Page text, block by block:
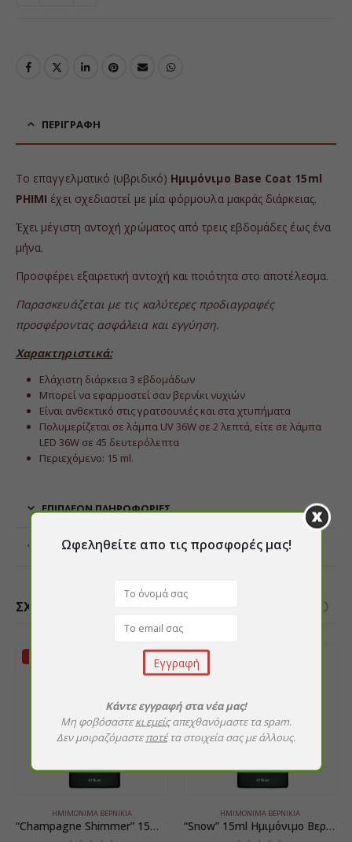
ΠΕΡΙΓΡΑΦΉ
Το επαγγελματικό (υβριδικό) Ημιμόνιμο Base Coat 15ml
PHIMI έχει σχεδιαστεί με μία φόρμουλα μακράς διάρκειας.
Έχει μέγιστη αντοχή χρώματος από τρεις εβδομάδες έως ένα
μήνα.
Προσφέρει εξαιρετική αντοχή και ποιότητα στο αποτέλεσμα.
Παρασκευάζεται με τις καλύτερες προδιαγραφές
προσφέροντας ασφάλεια και εγγύηση.
Χαρακτηριστικά:
Ελάχιστη διάρκεια 3 εβδομάδων
Μπορεί να εφαρμοστεί σαν βερνίκι νυχιών
Είναι ανθεκτικό στις γρατσουνιές και στα χτυπήματα
Πολυμερίζεται σε λάμπα UV 36W σε 2 λεπτά, είτε σε λάμπα
LED 36W σε 45 δευτερόλεπτα
Περιεχόμενο: 15 ml.
ΕΠΙΠΛΈΟΝ ΠΛΗΡΟΦΟΡΊΕΣ
ΑΞΙΟΛΟΓΉΣΕΙΣ (0)
ΣΧΕΤΙΚΆ ΠΡΟΪΌΝΤΑ
ΗΜΙΜΌΝΙΜΑ ΒΕΡΝΊΚΙΑ
“Champagne Shimmer” 15ml Ημιμόνιμο Βερνίκι
ΗΜΙΜΌΝΙΜΑ ΒΕΡΝΊΚΙΑ
“Snow” 15ml Ημιμόνιμο Βερνίκι
Ωφεληθείτε απο τις προσφορές μας!
Κάντε εγγραφή στα νέα μας!
Μη φοβόσαστεκι εμείςαπεχθανόμαστε τα spam.
Δεν μοιραζόμαστεποτέτα στοιχεία σας με άλλους.